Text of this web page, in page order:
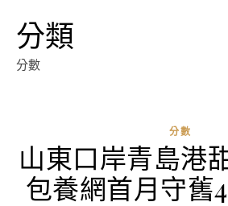
分類
分數
分數
山東口岸青島港
包養網首月守舊